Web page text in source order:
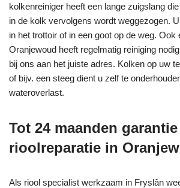
kolkenreiniger heeft een lange zuigslang
in de kolk vervolgens wordt weggezogen.
in het trottoir of in een goot op de weg. Ook
Oranjewoud heeft regelmatig reiniging
bij ons aan het juiste adres. Kolken op uw
of bijv. een steeg dient u zelf te
wateroverlast.
Tot 24 maanden
rioolreparatie in
Als riool specialist werkzaam in Fryslân